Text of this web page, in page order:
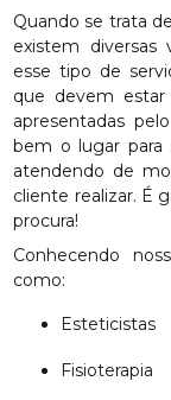
Quando se trata de
existem diversas
esse tipo de
que devem
apresentadas
bem o lugar para
atendendo de
cliente realizar. É
procura!
Conhecendo
como:
Esteticistas
Fisioterapia